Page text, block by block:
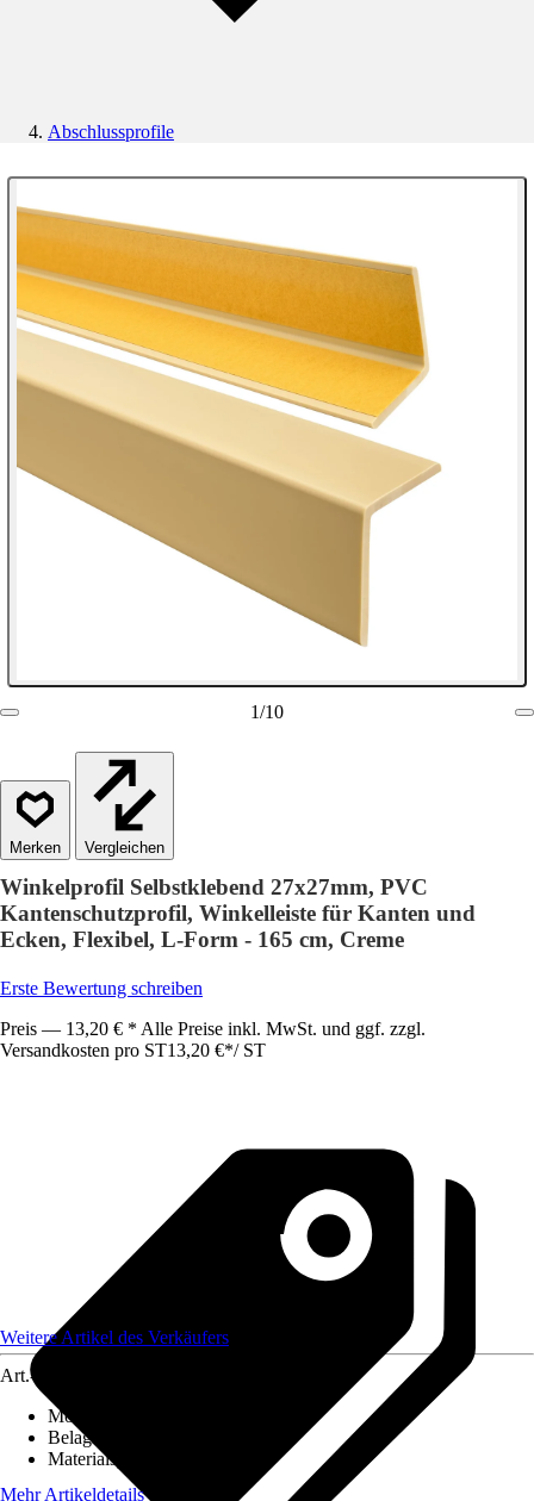
Abschlussprofile
1/10
Vergleichen
Winkelprofil Selbstklebend 27x27mm, PVC
Kantenschutzprofil, Winkelleiste für Kanten und
Ecken, Flexibel, L-Form - 165 cm, Creme
Erste Bewertung schreiben
Preis — 13,20 € * Alle Preise inkl. MwSt. und ggf. zzgl.
Versandkosten pro ST13,20 €*/ ST
Weitere Artikel des Verkäufers
Art.-Nr.
Montageart
Belagstärke
Materialspezifizierung
Mehr Artikeldetails